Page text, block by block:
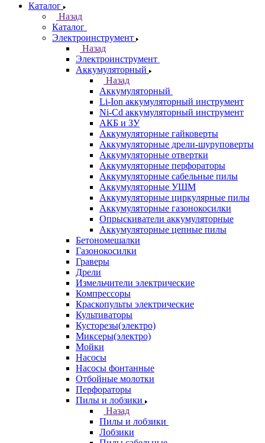
Каталог
Назад
Каталог
Электроинструмент
Назад
Электроинструмент
Аккумуляторный
Назад
Аккумуляторный
Li-Ion аккумуляторный инструмент
Ni-Cd аккумуляторный инструмент
АКБ и ЗУ
Аккумуляторные гайковерты
Аккумуляторные дрели-шуруповерты
Аккумуляторные отвертки
Аккумуляторные перфораторы
Аккумуляторные сабельные пилы
Аккумуляторные УШМ
Аккумуляторные циркулярные пилы
Аккумуляторные газонокосилки
Опрыскиватели аккумуляторные
Аккумуляторные цепные пилы
Бетономешалки
Газонокосилки
Граверы
Дрели
Измельчители электрические
Компрессоры
Краскопульты электрические
Культиваторы
Кусторезы(электро)
Миксеры(электро)
Мойки
Насосы
Насосы фонтанные
Отбойные молотки
Перфораторы
Пилы и лобзики
Назад
Пилы и лобзики
Лобзики